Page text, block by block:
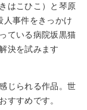
はこひこ）と琴原
人事件をきっかけ
ている病院坂黒猫
決を試みます
じられる作品。世
すすめです。